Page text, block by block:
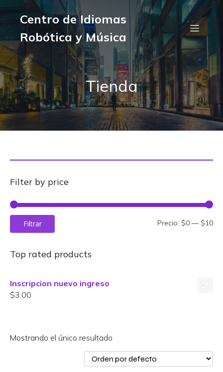
Centro de Idiomas
Robótica y Música
Tienda
Filter by price
Filtrar Precio: $0 — $10
Top rated products
Inscripcion nuevo ingreso
$3.00
Mostrando el único resultado